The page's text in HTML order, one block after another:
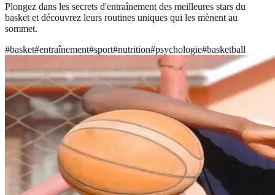
Plongez dans les secrets d'entraînement des meilleures stars du
basket et découvrez leurs routines uniques qui les mènent au
sommet.
#basket#entraînement#sport#nutrition#psychologie#basketball